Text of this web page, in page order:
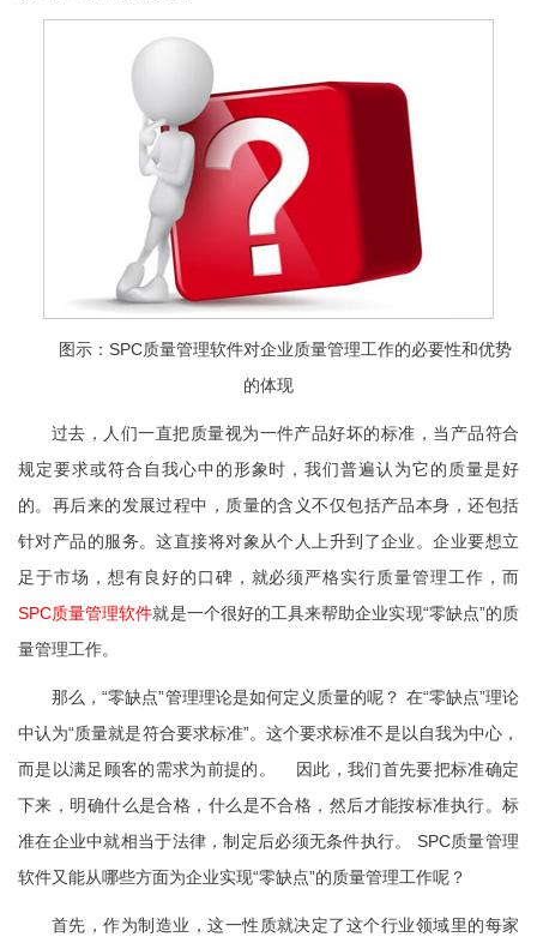
图示：SPC质量管理软件对企业质量管理工作的必要性和优势
的体现
过去，人们一直把质量视为一件产品好坏的标准，当产品符合
规定要求或符合自我心中的形象时，我们普遍认为它的质量是好
的。再后来的发展过程中，质量的含义不仅包括产品本身，还包括
针对产品的服务。这直接将对象从个人上升到了企业。企业要想立
足于市场，想有良好的口碑，就必须严格实行质量管理工作，而
SPC质量管理软件就是一个很好的工具来帮助企业实现“零缺点”的质
量管理工作。
那么，“零缺点”管理理论是如何定义质量的呢？ 在“零缺点”理论
中认为“质量就是符合要求标准”。这个要求标准不是以自我为中心，
而是以满足顾客的需求为前提的。 因此，我们首先要把标准确定
下来，明确什么是合格，什么是不合格，然后才能按标准执行。标
准在企业中就相当于法律，制定后必须无条件执行。 SPC质量管理
软件又能从哪些方面为企业实现“零缺点”的质量管理工作呢？
首先，作为制造业，这一性质就决定了这个行业领域里的每家